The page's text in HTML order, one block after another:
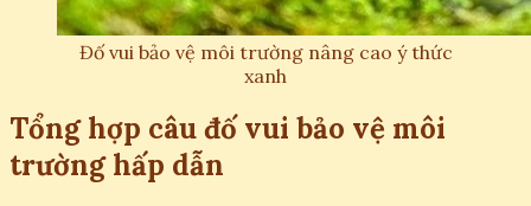
Đố vui bảo vệ môi trường nâng cao ý thức
xanh
Tổng hợp câu đố vui bảo vệ môi
trường hấp dẫn